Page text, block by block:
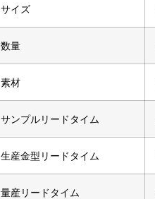
サイズ
数量
素材
サンプルリードタイム
生産金型リードタイム
量産リードタイム